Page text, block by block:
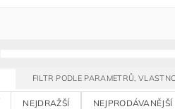
FILTR PODLE PARAMETRŮ,
NEJDRAŽŠÍ NEJPRODÁVANĚJŠÍ